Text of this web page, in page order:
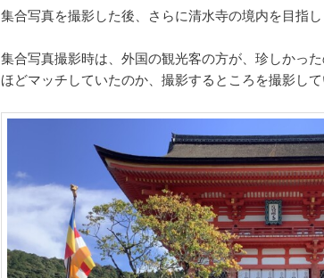
集合写真を撮影した後、さらに清水寺の境内を目指し
集合写真撮影時は、外国の観光客の方が、珍しかっ
ほどマッチしていたのか、撮影するところを撮影して